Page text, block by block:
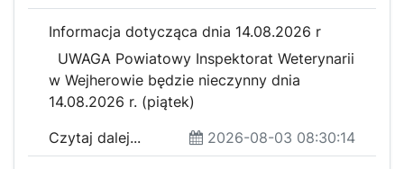
Informacja dotycząca dnia 14.08.2026 r
UWAGA Powiatowy Inspektorat Weterynarii
w Wejherowie będzie nieczynny dnia
14.08.2026 r. (piątek)
Czytaj dalej...
2026-08-03 08:30:14